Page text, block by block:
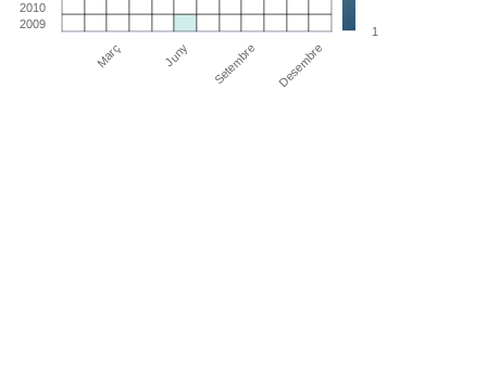
1
Març Juny Setembre Desembre
2009
2010